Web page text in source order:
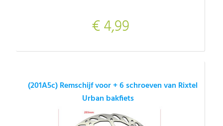
€ 4,99
(201A5c) Remschijf voor + 6 schroeven van Rixtel
Urban bakfiets